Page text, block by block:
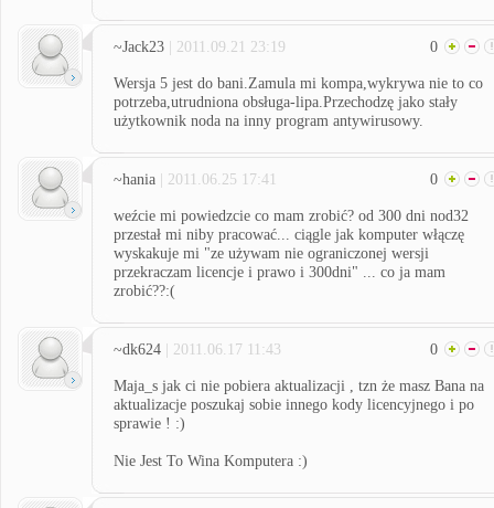
~Jack23 | 2011.09.21 23:19 0
Wersja 5 jest do bani.Zamula mi kompa,wykrywa nie to co
potrzeba,utrudniona obsługa-lipa.Przechodzę jako stały
użytkownik noda na inny program antywirusowy.
~hania | 2011.06.25 17:41 0
weźcie mi powiedzcie co mam zrobić? od 300 dni nod32
przestał mi niby pracować... ciągle jak komputer włączę
wyskakuje mi "ze używam nie ograniczonej wersji
przekraczam licencje i prawo i 300dni" ... co ja mam
zrobić??:(
~dk624 | 2011.06.17 11:43 0
Maja_s jak ci nie pobiera aktualizacji , tzn że masz Bana na
aktualizacje poszukaj sobie innego kody licencyjnego i po
sprawie ! :)
Nie Jest To Wina Komputera :)